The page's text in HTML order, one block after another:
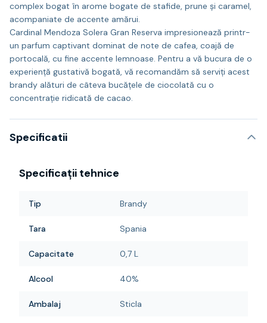
complex bogat în arome bogate de stafide, prune și caramel,
acompaniate de accente amărui.
Cardinal Mendoza Solera Gran Reserva impresionează printr-
un parfum captivant dominat de note de cafea, coajă de
portocală, cu fine accente lemnoase. Pentru a vă bucura de o
experiență gustativă bogată, vă recomandăm să serviți acest
brandy alături de câteva bucățele de ciocolată cu o
concentrație ridicată de cacao.
Specificatii
Specificații tehnice
Tip Brandy
Tara Spania
Capacitate 0,7 L
Alcool 40%
Ambalaj Sticla